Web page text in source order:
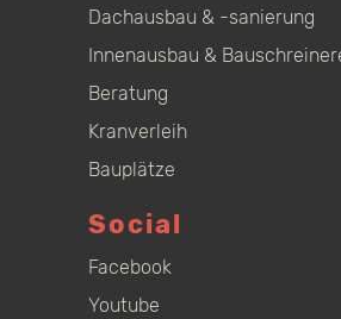
Dachausbau & -sanierung
Innenausbau &
Beratung
Kranverleih
Bauplätze
Social
Facebook
Youtube